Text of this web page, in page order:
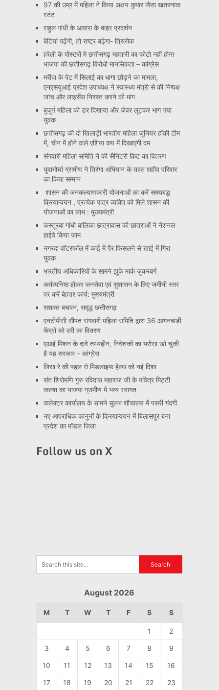
97 की उम्र में महिला ने किया अक्षय कुमार जैसा खतरनाक
स्टंट
राहुल गांधी के आवास के बाहर प्रदर्शन
बेटियां पढ़ेंगी, तो राष्ट्र बढ़ेगा- त्रिलोक
हरेली के पोस्टरों मे छत्तीसगढ़ महतारी का फोटो नहीं होना
भाजपा की छत्तीसगढ़ विरोधी मानसिकता – कांग्रेस
मरीज के पेट में सिलाई का धागा छोड़ने का मामला,
एनएसयूआई प्रदेश उपाध्यक्ष ने स्वास्थ्य मंत्री से की निष्पक्ष
जांच और लाइसेंस निरस्त करने की मांग
बुजुर्ग महिला को डर दिखाया और जेवर लूटकर भाग गया
युवक
छत्तीसगढ़ की दो खिलाड़ी भारतीय महिला जूनियर हॉकी टीम
में, चीन में होने वाले एशिया कप में दिखाएंगी दम
संगवारी महिला समिति ने की सैनिटरी किट का वितरण
युवामोर्चा ग्रामीण ने तिरंगा अभियान के तहत शहीद परिवार
का किया सम्मान
शासन की जनकल्याणकारी योजनाओं का करें समयबद्ध
क्रियान्वयन , प्रत्येक पात्र व्यक्ति को मिले शासन की
योजनाओं का लाभ : मुख्यमंत्री
कस्तूरबा गांधी बालिका छात्रावास की छात्राओं ने नेशनल
हाईवे किया जाम
नगरदा वॉटरफॉल में काई में पैर फिसलने से खाई में गिरा
युवक
भारतीय अधिकारियों के सामने झुके मार्क जुकरबर्ग
कर्तव्यनिष्ठ होकर जनसेवा एवं सुशासन के लिए जमीनी स्तर
पर करें बेहतर कार्य: मुख्यमंत्री
सशक्त बचपन, समृद्ध छत्तीसगढ़
एनटीपीसी सीपत संगवारी महिला समिति द्वारा 36 आंगनबाड़ी
केंद्रों को दरी का वितरण
एआई मिशन के दावे तथ्यहीन, निवेशकों का भरोसा खो चुकी
है यह सरकार – कांग्रेस
लिसा रे की पहल से मिडलाइफ हेल्थ को नई दिशा
संत शिरोमणि गुरु रविदास महाराज जी के पवित्र मिट्टी
कलश का भाजपा ग्रामीण में भव्य स्वागत
कलेक्टर कार्यालय के सामने सुलभ शौचालय में पसरी गंदगी
नए आपराधिक कानूनों के क्रियान्वयन में बिलासपुर बना
प्रदेश का मॉडल जिला
Follow us on X
August 2026
M T W T F S S
1 2
3 4 5 6 7 8 9
10 11 12 13 14 15 16
17 18 19 20 21 22 23